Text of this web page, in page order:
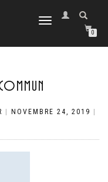
DÉPLIER
0
NOVEMBRE 24, 2019